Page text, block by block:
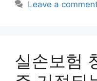
Leave a
실손보험